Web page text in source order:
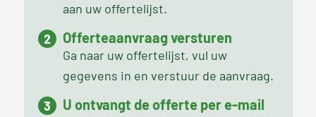
aan uw offertelijst.
Offerteaanvraag versturen
Ga naar uw offertelijst, vul uw
gegevens in en verstuur de aanvraag.
U ontvangt de offerte per e-mail